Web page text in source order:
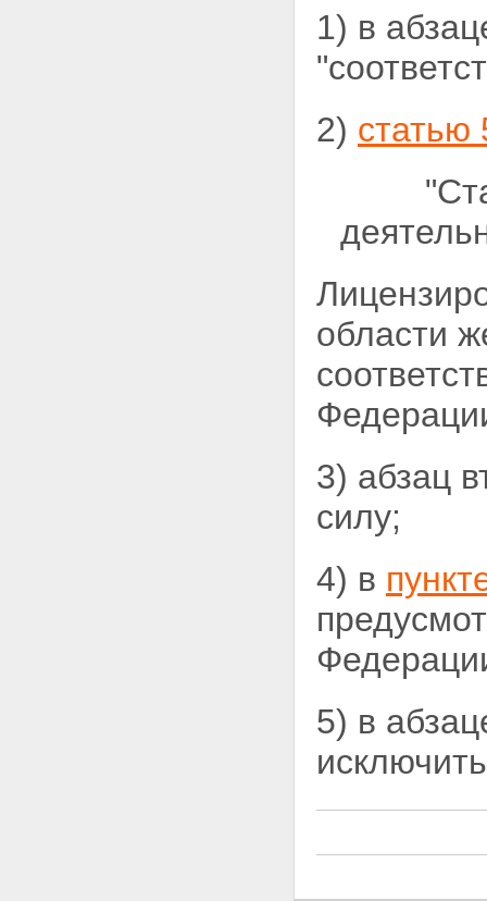
1) в
2) статью
области
3) абзац
силу;
4) в
5) в